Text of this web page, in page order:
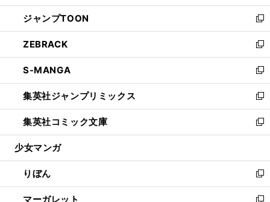
開
く
ウ
で
開
く
ン
ド
ウ
で
開
く
ウ
ィ
ン
ド
ウ
で
開
く
し
い
ウ
ィ
ン
ド
ウ
で
開
く
ジャンプTOON
新
し
い
ウ
ィ
ン
ド
ウ
で
開
ZEBRACK
新
し
い
ウ
ィ
ン
ド
ウ
開
く
S-MANGA
新
し
い
ウ
ィ
ン
ウ
で
開
く
集英社ジャンプリミックス
新
し
い
ウ
ン
ド
ウ
で
集英社コミック文庫
新
し
ウ
ィ
ン
少女マンガ
りぼん
新
し
マーガレット